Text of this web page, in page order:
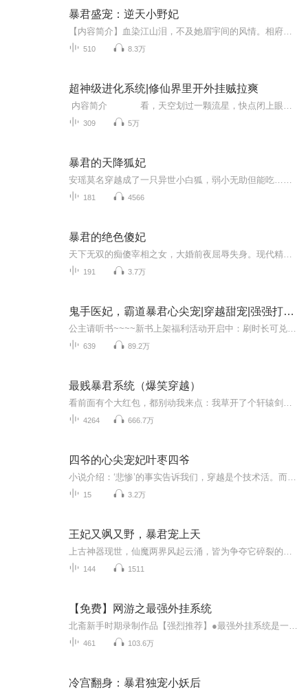
暴君盛宠：逆天小野妃
510 8.3万
超神级进化系统|修仙界里开外挂贼拉爽
309 5万
暴君的天降狐妃
181 4566
暴君的绝色傻妃
191 3.7万
鬼手医妃，霸道暴君心尖宠|穿越甜宠|强强打脸|VIP免费多人有声剧
639 89.2万
最贱暴君系统（爆笑穿越）
4264 666.7万
四爷的心尖宠妃叶枣四爷
15 3.2万
王妃又飒又野，暴君宠上天
144 1511
【免费】网游之最强外挂系统
461 103.6万
冷宫翻身：暴君独宠小妖后